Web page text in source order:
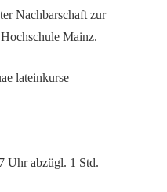
Nachbarschaft zur
Mainz.
Uhr abzügl. 1 Std.